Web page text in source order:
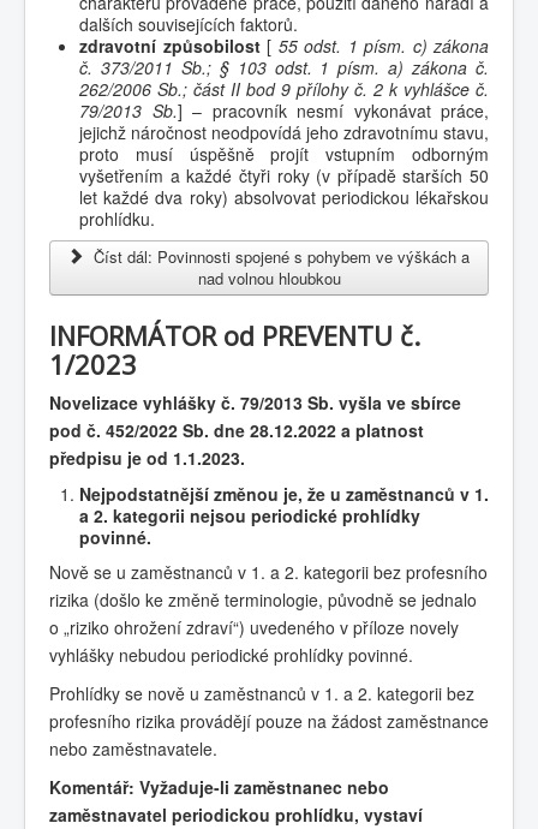
dalších souvisejících faktorů.
zdravotní způsobilost[ 55 odst. 1 písm. c) zákona
č. 373/2011 Sb.; § 103 odst. 1 písm. a) zákona č.
262/2006 Sb.; část II bod 9 přílohy č. 2 k vyhlášce č.
79/2013 Sb.] – pracovník nesmí vykonávat práce,
jejichž náročnost neodpovídá jeho zdravotnímu stavu,
proto musí úspěšně projít vstupním odborným
vyšetřením a každé čtyři roky (v případě starších 50
let každé dva roky) absolvovat periodickou lékařskou
prohlídku.
Číst dál: Povinnosti spojené s pohybem ve výškách a
nad volnou hloubkou
INFORMÁTOR od PREVENTU č.
1/2023
Novelizace vyhlášky č. 79/2013 Sb. vyšla ve sbírce
pod č. 452/2022 Sb. dne 28.12.2022 a platnost
předpisu je od 1.1.2023.
Nejpodstatnější změnou je, že u zaměstnanců v 1.
a 2. kategorii nejsou periodické prohlídky
povinné.
Nově se u zaměstnanců v 1. a 2. kategorii bez profesního
rizika (došlo ke změně terminologie, původně se jednalo
o „riziko ohrožení zdraví“) uvedeného v příloze novely
vyhlášky nebudou periodické prohlídky povinné.
Prohlídky se nově u zaměstnanců v 1. a 2. kategorii bez
profesního rizika provádějí pouze na žádost zaměstnance
nebo zaměstnavatele.
Komentář: Vyžaduje-li zaměstnanec nebo
zaměstnavatel periodickou prohlídku, vystaví